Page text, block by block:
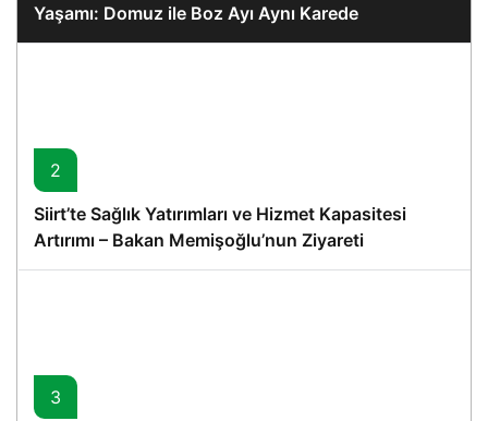
Yaşamı: Domuz ile Boz Ayı Aynı Karede
2
Siirt’te Sağlık Yatırımları ve Hizmet Kapasitesi
Artırımı – Bakan Memişoğlu’nun Ziyareti
3